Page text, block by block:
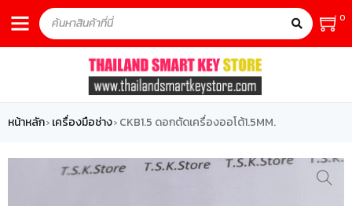
0
หน้าหลัก› เครื่องมือช่าง› CKB1.5 ดอกตัดเครื่องออโต้1.5MM.